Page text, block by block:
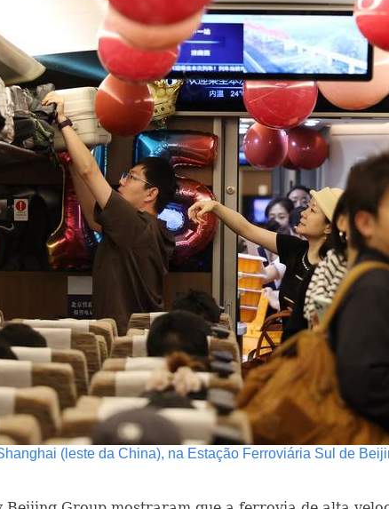
(leste da China), na Estação Ferroviária Sul de